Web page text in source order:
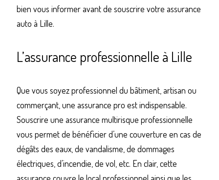
bien vous informer avant de souscrire votre assurance
auto à Lille.
L’assurance professionnelle à Lille
Que vous soyez professionnel du bâtiment, artisan ou
commerçant, une assurance pro est indispensable.
Souscrire une assurance multirisque professionnelle
vous permet de bénéficier d’une couverture en cas de
dégâts des eaux, de vandalisme, de dommages
électriques, d’incendie, de vol, etc. En clair, cette